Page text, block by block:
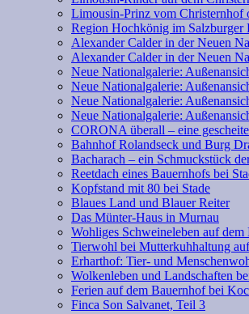
Limousin-Prinz vom Christernhof
Region Hochkönig im Salzburger
Alexander Calder in der Neuen
Alexander Calder in der Neuen
Neue Nationalgalerie:
Neue Nationalgalerie:
Neue Nationalgalerie:
Neue Nationalgalerie:
CORONA überall – eine
Bahnhof Rolandseck und Burg
Bacharach – ein Schmuckstück
Reetdach eines Bauernhofs bei
Kopfstand mit 80 bei Stade
Blaues Land und Blauer Reiter
Das Münter-Haus in Murnau
Wohliges Schweineleben auf dem
Tierwohl bei Mutterkuhhaltung
Erharthof: Tier- und
Wolkenleben und Landschaften
Ferien auf dem Bauernhof bei
Finca Son Salvanet, Teil 3